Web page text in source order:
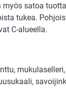
myös satoa
tukea.
C-alueella.